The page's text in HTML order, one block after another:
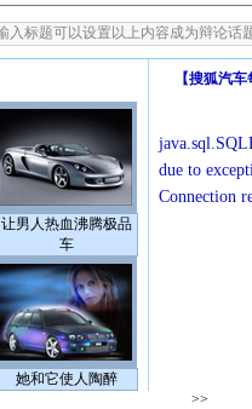
让男人热血沸腾极品
车
她和它使人陶醉
【搜狐汽车
due to
Connection
>>